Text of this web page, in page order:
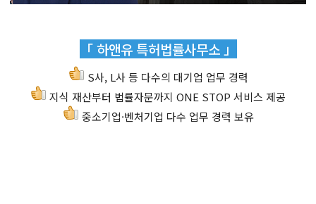
「 하앤유 특허법률사무소 」
S사, L사 등 다수의 대기업 업무 경력
지식 재산부터 법률자문까지 ONE STOP 서비스 제공
중소기업·벤처기업 다수 업무 경력 보유